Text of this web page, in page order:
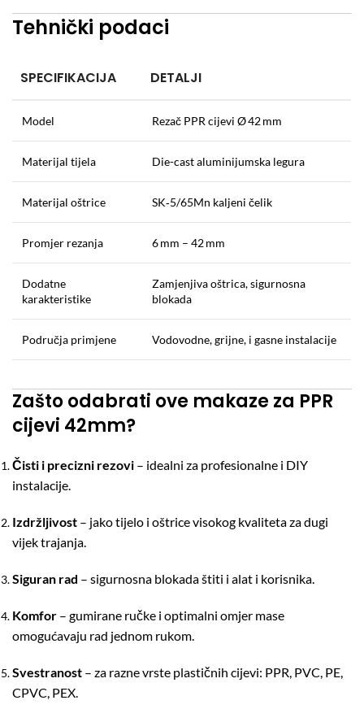
Tehnički podaci
SPECIFIKACIJA DETALJI
Model Rezač PPR cijevi Ø 42 mm
Materijal tijela Die-cast aluminijumska legura
Materijal oštrice SK‑5/65Mn kaljeni čelik
Promjer rezanja 6 mm – 42 mm
Dodatne
karakteristike
Zamjenjiva oštrica, sigurnosna
blokada
Područja primjene Vodovodne, grijne, i gasne instalacije
Zašto odabrati ove makaze za PPR
cijevi 42mm?
Čisti i precizni rezovi – idealni za profesionalne i DIY
instalacije.
Izdržljivost – jako tijelo i oštrice visokog kvaliteta za dugi
vijek trajanja.
Siguran rad – sigurnosna blokada štiti i alat i korisnika.
Komfor – gumirane ručke i optimalni omjer mase
omogućavaju rad jednom rukom.
Svestranost – za razne vrste plastičnih cijevi: PPR, PVC, PE,
CPVC, PEX.